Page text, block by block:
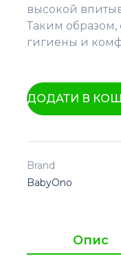
высокой
Таким
гигиены и
ДОДАТИ В
Brand
BabyOno
Опис